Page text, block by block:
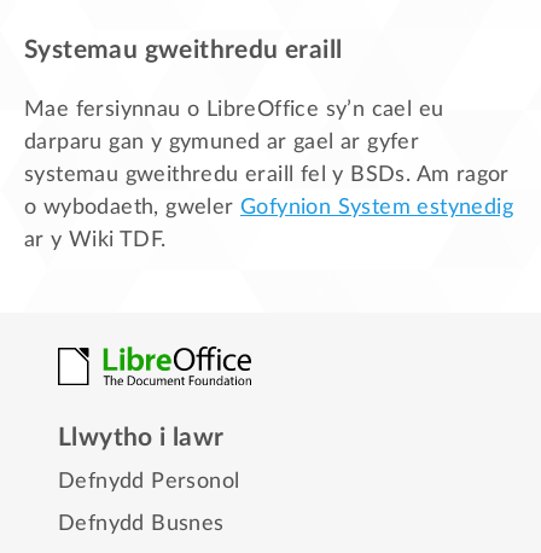
Systemau gweithredu eraill
Mae fersiynnau o LibreOffice sy’n cael eu
darparu gan y gymuned ar gael ar gyfer
systemau gweithredu eraill fel y BSDs. Am ragor
o wybodaeth, gweler Gofynion System estynedig
ar y Wiki TDF.
Llwytho i lawr
Defnydd Personol
Defnydd Busnes